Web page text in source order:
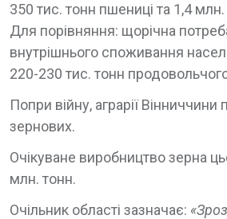
350 тис. тонн пшениці та 1,4
Для порівняння: щорічна
внутрішнього споживання
220-230 тис. тонн
Попри війну, аграрії Вінниччини
зернових.
Очікуване виробництво зерна
млн. тонн.
Очільник області зазначає: